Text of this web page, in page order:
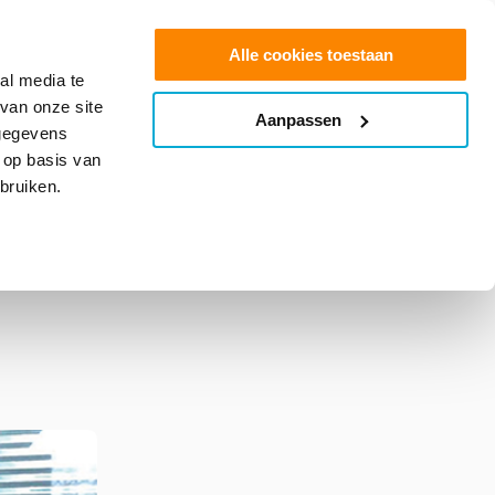
media te
onze site
basis van
Alle cookies toestaan
Aanpassen
Offerte aanvragen
info@glasfolie.nl